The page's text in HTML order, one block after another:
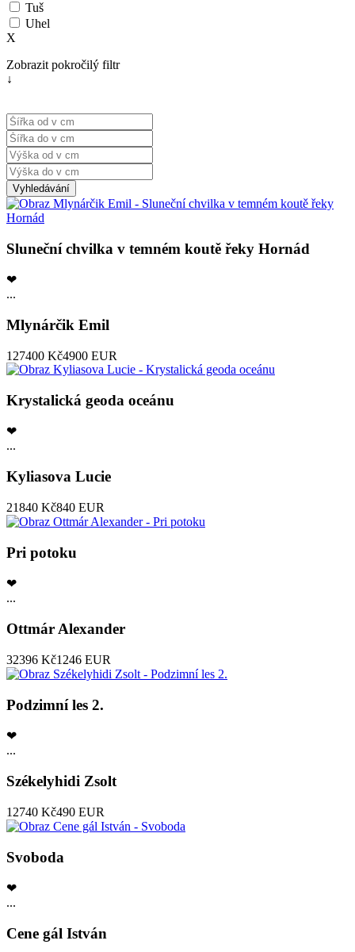
Tuš
Uhel
X
Zobrazit pokročilý filtr
↓
Sluneční chvilka v temném koutě řeky Hornád
❤
...
Mlynárčik Emil
127400 Kč4900 EUR
Krystalická geoda oceánu
❤
...
Kyliasova Lucie
21840 Kč840 EUR
Pri potoku
❤
...
Ottmár Alexander
32396 Kč1246 EUR
Podzimní les 2.
❤
...
Székelyhidi Zsolt
12740 Kč490 EUR
Svoboda
❤
...
Cene gál István